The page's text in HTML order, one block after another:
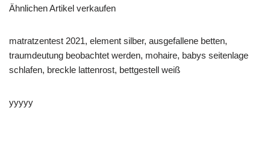
Ähnlichen Artikel verkaufen
matratzentest 2021, element silber, ausgefallene betten,
traumdeutung beobachtet werden, mohaire, babys seitenlage
schlafen, breckle lattenrost, bettgestell weiß
yyyyy